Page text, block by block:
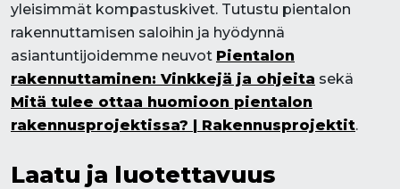
yleisimmät kompastuskivet. Tutustu pientalon
rakennuttamisen saloihin ja hyödynnä
asiantuntijoidemme neuvot Pientalon
rakennuttaminen: Vinkkejä ja ohjeita sekä
Mitä tulee ottaa huomioon pientalon
rakennusprojektissa? | Rakennusprojektit.
Laatu ja luotettavuus